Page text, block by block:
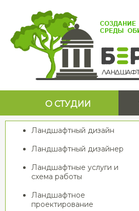
О СТУДИИ
Ландшафтный дизайн
Ландшафтный дизайнер
Ландшафтные услуги и
схема работы
Ландшафтное
проектирование